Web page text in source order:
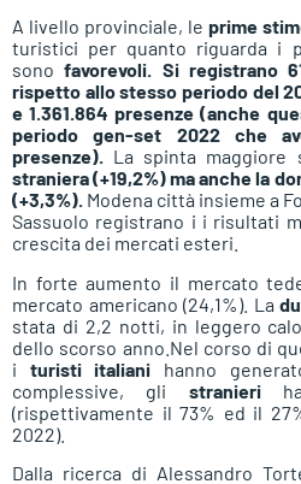
A livello provinciale, le prime
turistici per quanto riguarda i
sonofavorevoli. Si registrano
rispetto allo stesso periodo del
e 1.361.864 presenze (anche
periodo gen-set 2022 che
presenze). La spinta
straniera (+19,2%) ma anche la
(+3,3%). Modena città insieme a
Sassuolo registrano i i risultati
crescita dei mercati esteri.
In forte aumento il mercato
mercato americano (24,1%). La
stata di 2,2 notti, in leggero
dello scorso anno.Nel corso di
i turisti italiani hanno
complessive, gli stranieri
(rispettivamente il 73% ed il
2022).
Dalla ricerca di Alessandro